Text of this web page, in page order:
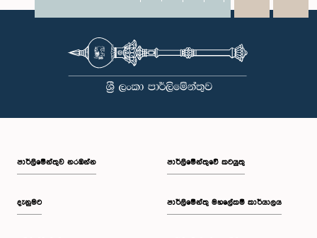
WhatsAppLinkedIn
පාර්ලි‌මේන්තුව නරඹන්න
දැනුමට
පාර්ලිමේන්තුවේ කටයුතු
පාර්ලිමේන්තු මහලේකම් කාර්යාලය